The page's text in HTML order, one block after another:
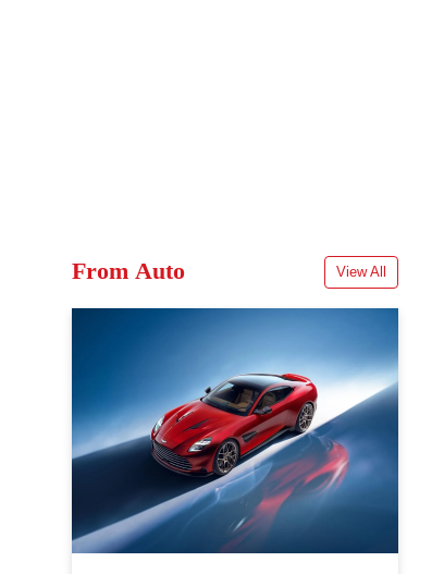
From Auto View All